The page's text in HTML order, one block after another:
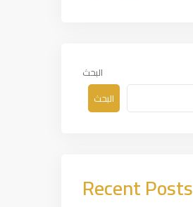
البحث
البحث
Recent Posts